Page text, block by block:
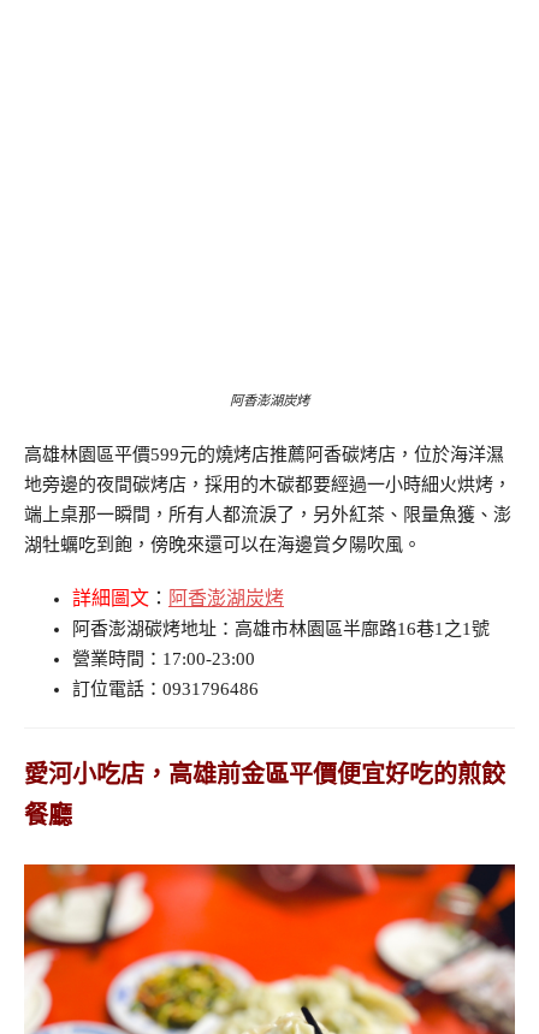
阿香澎湖炭烤
高雄林園區平價599元的燒烤店推薦阿香碳烤店，位於海洋濕
地旁邊的夜間碳烤店，採用的木碳都要經過一小時細火烘烤，
端上桌那一瞬間，所有人都流淚了，另外紅茶、限量魚獲、澎
湖牡蠣吃到飽，傍晚來還可以在海邊賞夕陽吹風。
詳細圖文 ： 阿香澎湖炭烤
阿香澎湖碳烤地址：高雄市林園區半廍路16巷1之1號
營業時間：17:00-23:00
訂位電話：0931796486
愛河小吃店，高雄前金區平價便宜好吃的煎餃
餐廳